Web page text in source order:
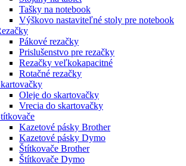
Tašky na notebook
Výškovo nastaviteľné stoly pre notebook
Pákové rezačky
Prislušenstvo pre rezačky
Rezačky veľkokapacitné
Rotačné rezačky
Oleje do skartovačky
Vrecia do skartovačky
Kazetové pásky Brother
Kazetové pásky Dymo
Štítkovače Brother
Štítkovače Dymo